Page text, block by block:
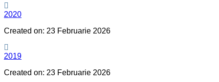
2020
Created on: 23 Februarie 2026
2019
Created on: 23 Februarie 2026